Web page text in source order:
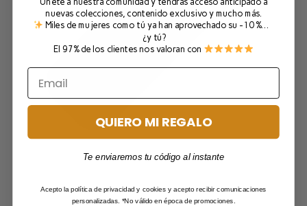
nuevas colecciones, contenido exclusivo y mucho más.
Miles de mujeres como tú ya han aprovechado su -10 %…
¿y tú?
El 97% de los clientes nos valoran con
QUIERO MI REGALO
Te enviaremos tu código al instante
Acepto la política de privacidad y cookies y acepto recibir comunicaciones
personalizadas. *No válido en época de promociones.